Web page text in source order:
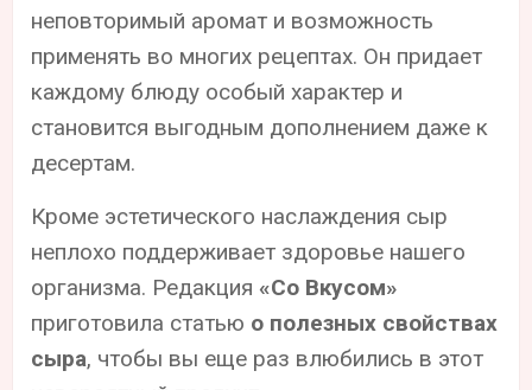
неповторимый аромат и возможность
применять во многих рецептах. Он придает
каждому блюду особый характер и
становится выгодным дополнением даже к
десертам.
Кроме эстетического наслаждения сыр
неплохо поддерживает здоровье нашего
организма. Редакция «Со Вкусом»
приготовила статью о полезных свойствах
сыра, чтобы вы еще раз влюбились в этот